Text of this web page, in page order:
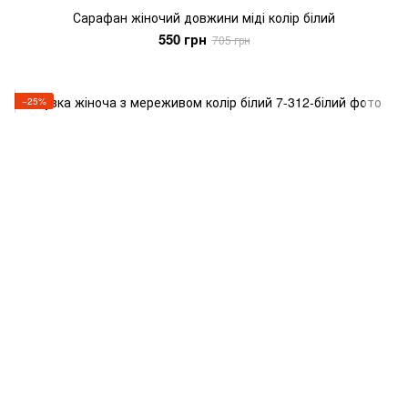
Сарафан жіночий довжини міді колір білий
550 грн 705 грн
−25%